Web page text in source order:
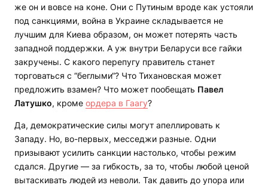
же он и вовсе на коне. Они с Путиным вроде как устояли
под санкциями, война в Украине складывается не
лучшим для Киева образом, он может потерять часть
западной поддержки. А уж внутри Беларуси все гайки
закручены. С какого перепугу правитель станет
торговаться с “беглыми“? Что Тихановская может
предложить взамен? Что может пообещать Павел
Латушко, кроме ордера в Гаагу?
Да, демократические силы могут апеллировать к
Западу. Но, во-первых, месседжи разные. Одни
призывают усилить санкции настолько, чтобы режим
сдался. Другие — за гибкость, за то, чтобы любой ценой
вытаскивать людей из неволи. Так давить до упора или